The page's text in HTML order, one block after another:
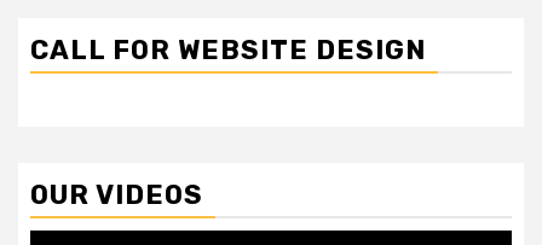
CALL FOR WEBSITE DESIGN
OUR VIDEOS